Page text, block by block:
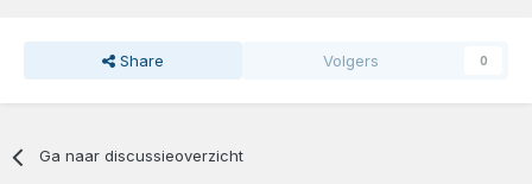
Share Volgers 0
Ga naar discussieoverzicht